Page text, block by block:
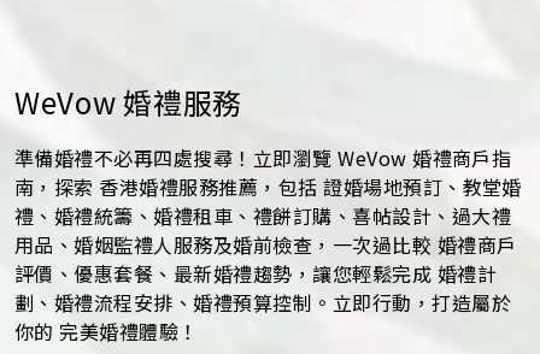
WeVow 婚禮服務
準備婚禮不必再四處搜尋！立即瀏覽 WeVow 婚禮商戶指
南，探索 香港婚禮服務推薦，包括 證婚場地預訂、教堂婚
禮、婚禮統籌、婚禮租車、禮餅訂購、喜帖設計、過大禮
用品、婚姻監禮人服務及婚前檢查，一次過比較 婚禮商戶
評價、優惠套餐、最新婚禮趨勢，讓您輕鬆完成 婚禮計
劃、婚禮流程安排、婚禮預算控制。立即行動，打造屬於
你的 完美婚禮體驗！